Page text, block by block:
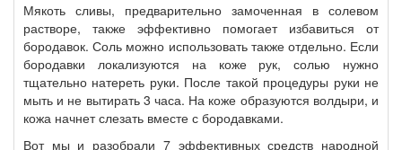
Мякоть сливы, предварительно замоченная в солевом
растворе, также эффективно помогает избавиться от
бородавок. Соль можно использовать также отдельно. Если
бородавки локализуются на коже рук, солью нужно
тщательно натереть руки. После такой процедуры руки не
мыть и не вытирать 3 часа. На коже образуются волдыри, и
кожа начнет слезать вместе с бородавками.
Вот мы и разобрали 7 эффективных средств народной